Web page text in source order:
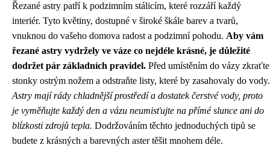
Řezané astry patří k podzimním stálicím, které rozzáří každý
interiér. Tyto květiny, dostupné v široké škále barev a tvarů,
vnuknou do vašeho domova radost a podzimní pohodu. Aby vám
řezané astry vydržely ve váze co nejdéle krásné, je důležité
dodržet pár základních pravidel. Před umístěním do vázy zkraťte
stonky ostrým nožem a odstraňte listy, které by zasahovaly do vody.
Astry mají rády chladnější prostředí a dostatek čerstvé vody, proto
je vyměňujte každý den a vázu neumisťujte na přímé slunce ani do
blízkosti zdrojů tepla. Dodržováním těchto jednoduchých tipů se
budete z krásných a barevných aster těšit mnohem déle.